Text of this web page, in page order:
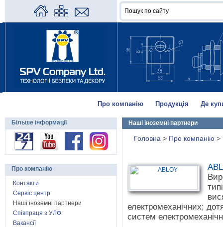
Про компанію Продукція Де
Наші іноземні партнери
Головна > Про компанію >
електромеханічних;
систем
Більше інформації
Про компанію
Контакти
Сервіс центр
Наші іноземні партнери
Співпраця з УЛФ
Вакансії